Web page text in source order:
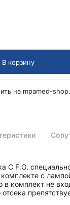
C F.O.
с
в комплект не
В корзину
на mpamed-